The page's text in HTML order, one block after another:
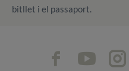
bitllet i el passaport.